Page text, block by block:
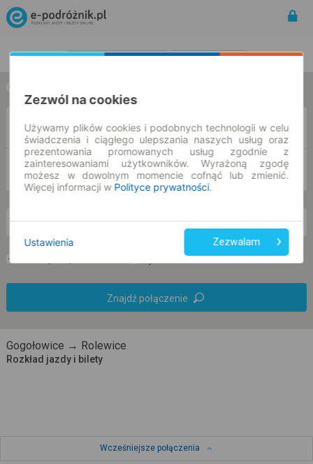
Z
DO
pt. 7 sie. -- : --
Znajdź połączenie
Gogołowice → Rolewice
Rozkład jazdy i bilety
Wcześniejsze połączenia
Zezwól na cookies
Używamy plików cookies i podobnych technologii w celu
świadczenia i ciągłego ulepszania naszych usług oraz
prezentowania promowanych usług zgodnie z
zainteresowaniami użytkowników. Wyrażoną zgodę
możesz w dowolnym momencie cofnąć lub zmienić.
Więcej informacji w Polityce prywatności.
Ustawienia Zezwalam